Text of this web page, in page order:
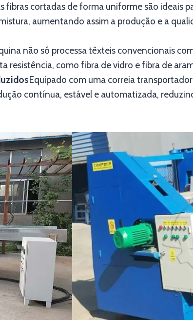
fibras cortadas de forma uniforme são ideais
aumentando assim a produção e a
não só processa têxteis convencionais
resistência, como fibra de vidro e fibra de
Equipado com uma correia
contínua, estável e automatizada,